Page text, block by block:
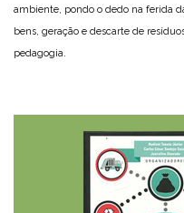
ambiente, pondo o dedo na ferida
bens, geração e descarte de
pedagogia.